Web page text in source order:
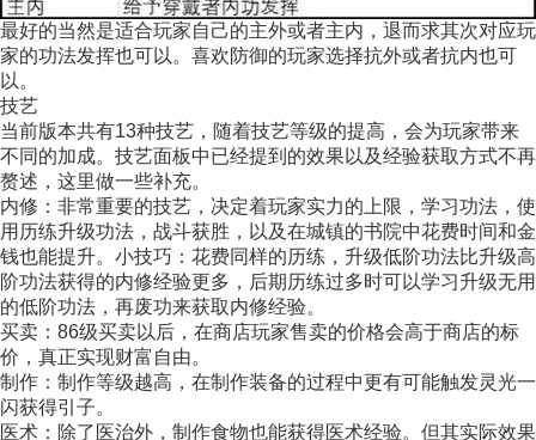
最好的当然是适合玩家自己的主外或者主内，退而求其次对应玩
家的功法发挥也可以。喜欢防御的玩家选择抗外或者抗内也可
以。
技艺
当前版本共有13种技艺，随着技艺等级的提高，会为玩家带来
不同的加成。技艺面板中已经提到的效果以及经验获取方式不再
赘述，这里做一些补充。
内修：非常重要的技艺，决定着玩家实力的上限，学习功法，使
用历练升级功法，战斗获胜，以及在城镇的书院中花费时间和金
钱也能提升。小技巧：花费同样的历练，升级低阶功法比升级高
阶功法获得的内修经验更多，后期历练过多时可以学习升级无用
的低阶功法，再废功来获取内修经验。
买卖：86级买卖以后，在商店玩家售卖的价格会高于商店的标
价，真正实现财富自由。
制作：制作等级越高，在制作装备的过程中更有可能触发灵光一
闪获得引子。
医术：除了医治外，制作食物也能获得医术经验。但其实际效果